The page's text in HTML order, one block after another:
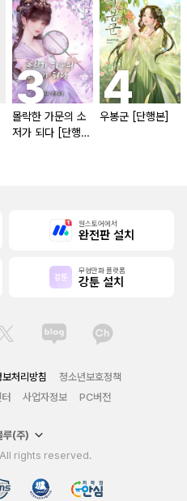
몰락한 가문의 소
저가 되다 [단행
우봉군 [단행본]
원스토어에서
완전판 설치
무협만화 플랫폼
강툰 설치
처리방침
청소년보호정책
사업자정보 PC버전
루(주)
rights reserved.